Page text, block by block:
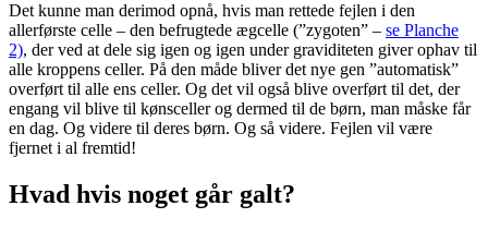
Det kunne man derimod opnå, hvis man rettede fejlen i den
allerførste celle – den befrugtede ægcelle (”zygoten” – se Planche
2), der ved at dele sig igen og igen under graviditeten giver ophav til
alle kroppens celler. På den måde bliver det nye gen ”automatisk”
overført til alle ens celler. Og det vil også blive overført til det, der
engang vil blive til kønsceller og dermed til de børn, man måske får
en dag. Og videre til deres børn. Og så videre. Fejlen vil være
fjernet i al fremtid!
Hvad hvis noget går galt?